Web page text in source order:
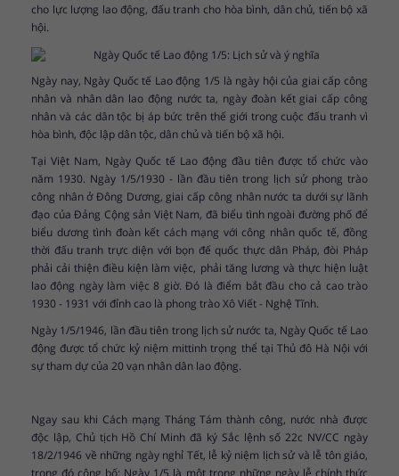
cho lực lượng lao động, đấu tranh cho hòa bình, dân chủ, tiến bộ xã
hội.
Ngày nay, Ngày Quốc tế Lao động 1/5 là ngày hội của giai cấp công
nhân và nhân dân lao động nước ta, ngày đoàn kết giai cấp công
nhân và các dân tộc bị áp bức trên thế giới trong cuộc đấu tranh vì
hòa bình, độc lập dân tộc, dân chủ và tiến bộ xã hội.
Tại Việt Nam, Ngày Quốc tế Lao động đầu tiên được tổ chức vào
năm 1930. Ngày 1/5/1930 - lần đầu tiên trong lịch sử phong trào
công nhân ở Đông Dương, giai cấp công nhân nước ta dưới sự lãnh
đạo của Đảng Cộng sản Việt Nam, đã biểu tình ngoài đường phố để
biểu dương tình đoàn kết cách mạng với công nhân quốc tế, đồng
thời đấu tranh trực diện với bọn đế quốc thực dân Pháp, đòi Pháp
phải cải thiện điều kiện làm việc, phải tăng lương và thực hiện luật
lao động ngày làm việc 8 giờ. Đó là điểm bắt đầu cho cả cao trào
1930 - 1931 với đỉnh cao là phong trào Xô Viết - Nghệ Tĩnh.
Ngày 1/5/1946, lần đầu tiên trong lịch sử nước ta, Ngày Quốc tế Lao
động được tổ chức kỷ niệm mittinh trọng thể tại Thủ đô Hà Nội với
sự tham dự của 20 vạn nhân dân lao động.
Ngay sau khi Cách mạng Tháng Tám thành công, nước nhà được
độc lập, Chủ tịch Hồ Chí Minh đã ký Sắc lệnh số 22c NV/CC ngày
18/2/1946 về những ngày nghỉ Tết, lễ kỷ niệm lịch sử và lễ tôn giáo,